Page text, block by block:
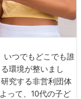
いつでもどこでも誰
環境が整いまし
究する非営利団体
って、10代の子ど